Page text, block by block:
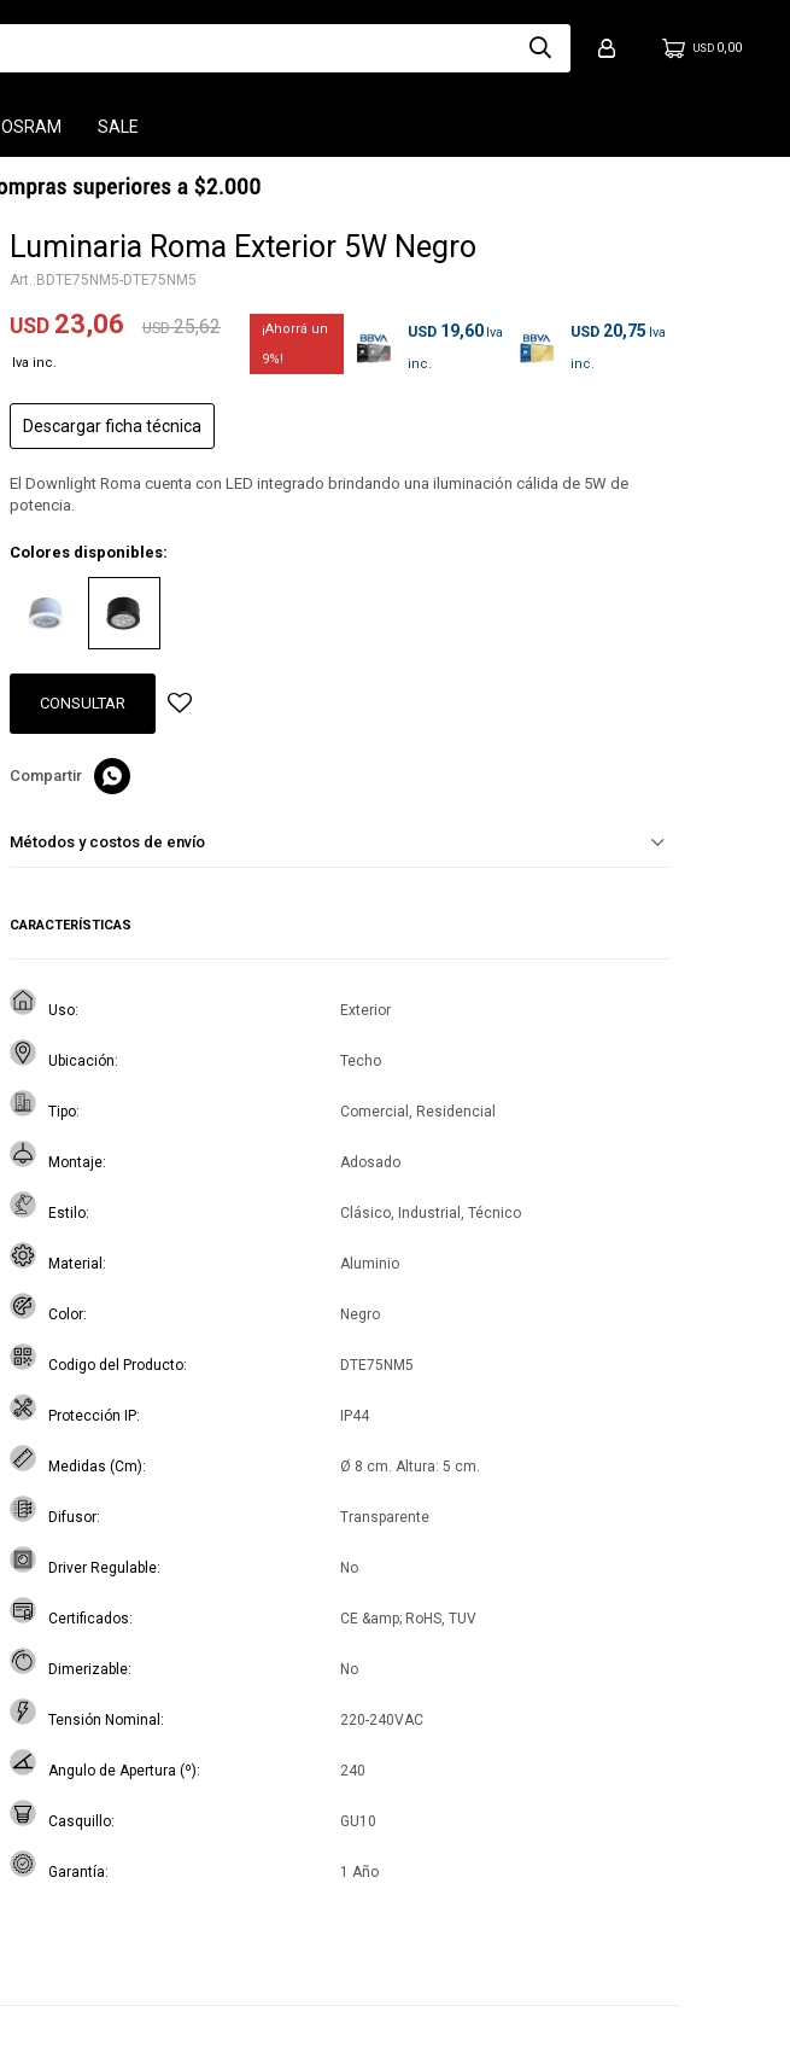
OSRAM SALE
USD 0,00
Luminaria Roma Exterior 5W Negro
BDTE75NM5-DTE75NM5
USD 23,06 USD 25,62
9
USD 19,60 USD 20,75
Descargar ficha técnica
El Downlight Roma cuenta con LED integrado brindando una iluminación cálida de 5W de
potencia.
Colores disponibles:
CONSULTAR

Métodos y costos de envío
CARACTERÍSTICAS
Uso Exterior
Ubicación Techo
Tipo Comercial, Residencial
Montaje Adosado
Estilo Clásico, Industrial, Técnico
Material Aluminio
Color Negro
Codigo del Producto DTE75NM5
Protección IP IP44
Medidas (Cm) Ø 8 cm. Altura: 5 cm.
Difusor Transparente
Driver Regulable No
Certificados CE &amp; RoHS, TUV
Dimerizable No
Tensión Nominal 220-240VAC
Angulo de Apertura (º) 240
Casquillo GU10
Garantía 1 Año